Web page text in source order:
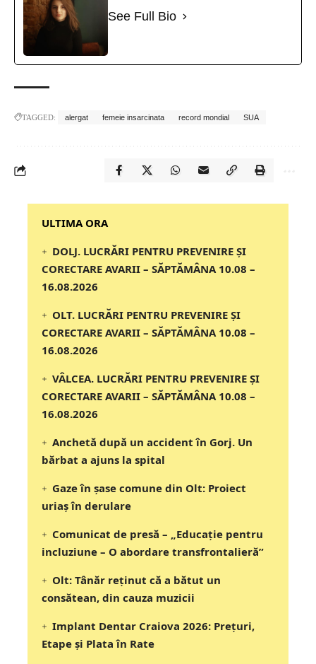
See Full Bio
TAGGED: alergat femeie insarcinata record mondial SUA
‎‎‎‎‎‎‎ULTIMA ORA
DOLJ. LUCRĂRI PENTRU PREVENIRE ȘI
CORECTARE AVARII – SĂPTĂMÂNA 10.08 –
16.08.2026
OLT. LUCRĂRI PENTRU PREVENIRE ȘI
CORECTARE AVARII – SĂPTĂMÂNA 10.08 –
16.08.2026
VÂLCEA. LUCRĂRI PENTRU PREVENIRE ȘI
CORECTARE AVARII – SĂPTĂMÂNA 10.08 –
16.08.2026
Anchetă după un accident în Gorj. Un
bărbat a ajuns la spital
Gaze în șase comune din Olt: Proiect
uriaș în derulare
Comunicat de presă – „Educație pentru
incluziune – O abordare transfrontalieră”
Olt: Tânăr reţinut că a bătut un
consătean, din cauza muzicii
Implant Dentar Craiova 2026: Preţuri,
Etape şi Plata în Rate